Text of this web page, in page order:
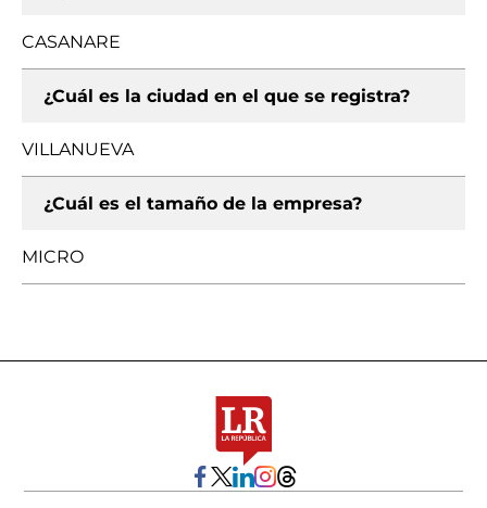
CASANARE
¿Cuál es la ciudad en el que se registra?
VILLANUEVA
¿Cuál es el tamaño de la empresa?
MICRO